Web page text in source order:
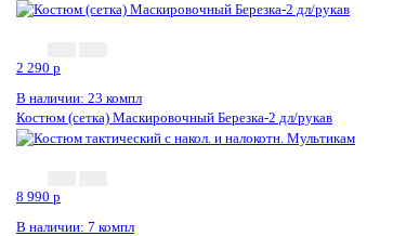
2 290 p
В наличии: 23 компл
Костюм (сетка) Маскировочный Березка-2 дл/рукав
8 990 p
В наличии: 7 компл